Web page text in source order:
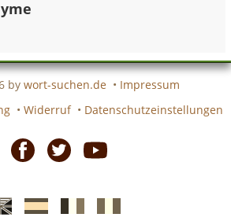
by wort-suchen.de • Impressum
• Widerruf • Datenschutzeinstellungen